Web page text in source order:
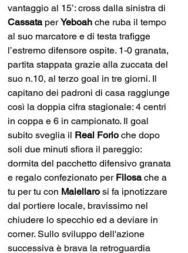
vantaggio al 15’: cross dalla sinistra di
Cassata per Yeboah che ruba il tempo
al suo marcatore e di testa trafigge
l’estremo difensore ospite. 1-0 granata,
partita stappata grazie alla zuccata del
suo n.10, al terzo goal in tre giorni. Il
capitano dei padroni di casa raggiunge
così la doppia cifra stagionale: 4 centri
in coppa e 6 in campionato. Il goal
subito sveglia il Real Forio che dopo
soli due minuti sfiora il pareggio:
dormita del pacchetto difensivo granata
e regalo confezionato per Filosa che a
tu per tu con Maiellaro si fa ipnotizzare
dal portiere locale, bravissimo nel
chiudere lo specchio ed a deviare in
corner. Sullo sviluppo dell'azione
successiva è brava la retroguardia